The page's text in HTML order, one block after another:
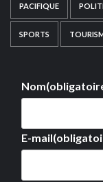
PACIFIQUE
SPORTS
Nom
E-mail